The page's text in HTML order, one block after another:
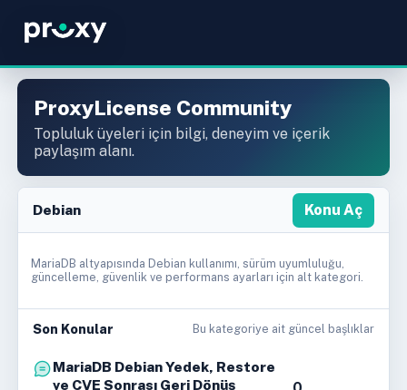
ProxyLicense Community
Topluluk üyeleri için bilgi, deneyim ve içerik
paylaşım alanı.
Debian Konu Aç
MariaDB altyapısında Debian kullanımı, sürüm uyumluluğu,
güncelleme, güvenlik ve performans ayarları için alt kategori.
Son Konular Bu kategoriye ait güncel başlıklar
MariaDB Debian Yedek, Restore
ve CVE Sonrası Geri Dönüş